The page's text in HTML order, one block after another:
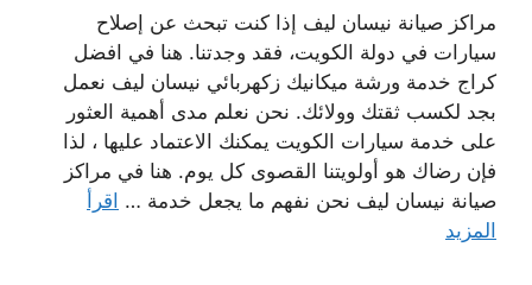
مراكز صيانة نيسان ليف إذا كنت تبحث عن إصلاح
سيارات في دولة الكويت، فقد وجدتنا. هنا في افضل
كراج خدمة ورشة ميكانيك زكهربائي نيسان ليف نعمل
بجد لكسب ثقتك وولائك. نحن نعلم مدى أهمية العثور
على خدمة سيارات الكويت يمكنك الاعتماد عليها ، لذا
فإن رضاك ​​هو أولويتنا القصوى كل يوم. هنا في مراكز
صيانة نيسان ليف نحن نفهم ما يجعل خدمة … اقرأ
المزيد